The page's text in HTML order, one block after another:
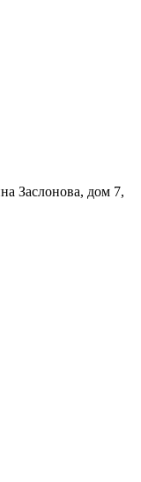
Заслонова, дом 7,